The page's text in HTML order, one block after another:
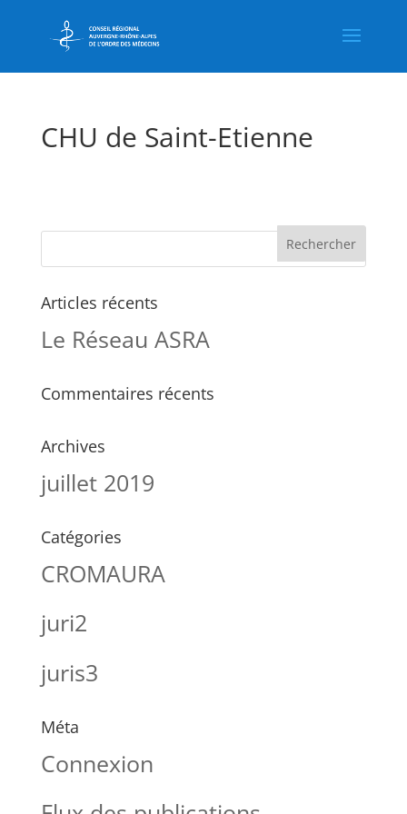
CHU de Saint-Etienne
Articles récents
Le Réseau ASRA
Commentaires récents
Archives
juillet 2019
Catégories
CROMAURA
juri2
juris3
Méta
Connexion